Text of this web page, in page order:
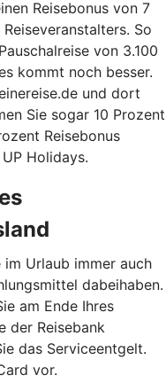
Reisebonus von 7
So
von 3.100
kommt noch besser.
und dort
Sie sogar 10 Prozent
Reisebonus
Holidays.
Urlaub immer auch
dabeihaben.
am Ende Ihres
der Reisebank
das Serviceentgelt.
vor.